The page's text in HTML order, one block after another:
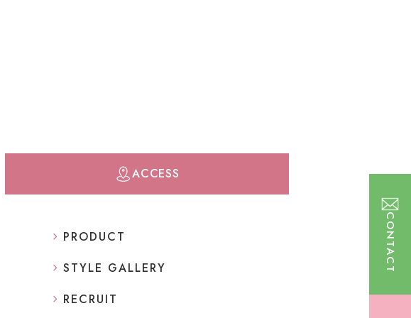
CONTACT
ACCESS
PRODUCT
STYLE GALLERY
RECRUIT